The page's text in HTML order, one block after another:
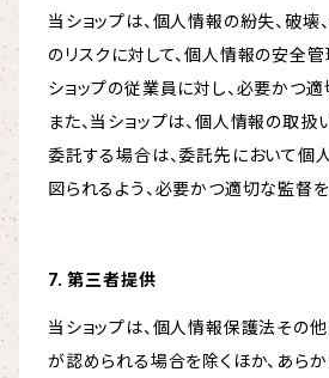
当ショップは、個人情報の紛失、破
のリスクに対して、個人情報の安全管
ショップの従業員に対し、必要かつ適
また、当ショップは、個人情報の取
委託する場合は、委託先において個
図られるよう、必要かつ適切な監督を
7. 第三者提供
当ショップは、個人情報保護法その
が認められる場合を除くほか、あら